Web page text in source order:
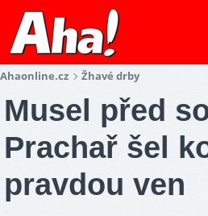
Ahaonline.cz Žhavé drby
Musel před
Prachař šel
pravdou ven